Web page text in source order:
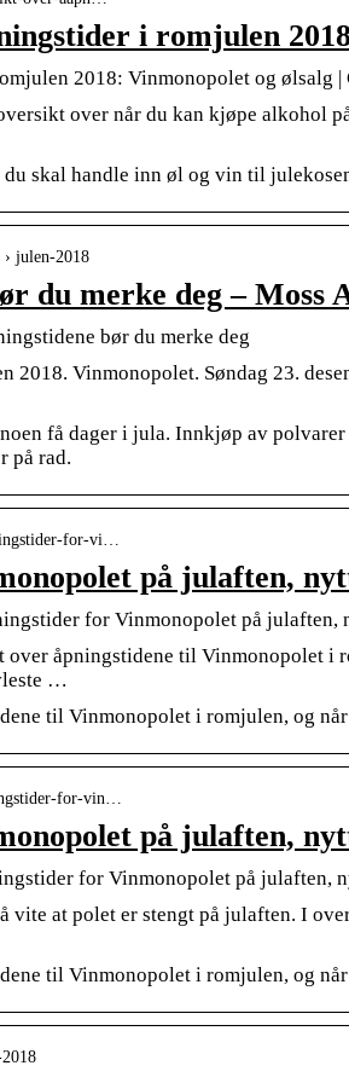
i romjulen
2018: Vinmonopolet og ølsalg |
over når du kan kjøpe alkohol
du skal handle inn øl og vin til
julen-2018
du merke deg – Moss
bør du merke deg
Vinmonopolet. Søndag 23.
få dager i jula. Innkjøp av
på rad.
for-vi…
på julaften,
for Vinmonopolet på julaften,
åpningstidene til Vinmonopolet i
…
til Vinmonopolet i romjulen, og
for-vin…
på julaften,
for Vinmonopolet på julaften,
vite at polet er stengt på julaften. I
til Vinmonopolet i romjulen, og